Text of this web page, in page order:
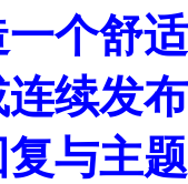
个舒
续发
与主